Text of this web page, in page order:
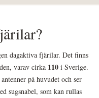
dagaktiva fjärilar. Det finns
varav cirka 110 i Sverige.
på huvudet och ser
sugsnabel, som kan rullas